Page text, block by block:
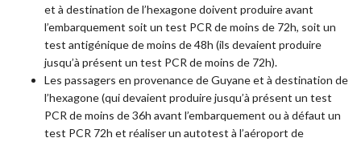
et à destination de l’hexagone doivent produire avant
l’embarquement soit un test PCR de moins de 72h, soit un
test antigénique de moins de 48h (ils devaient produire
jusqu’à présent un test PCR de moins de 72h).
Les passagers en provenance de Guyane et à destination de
l’hexagone (qui devaient produire jusqu’à présent un test
PCR de moins de 36h avant l’embarquement ou à défaut un
test PCR 72h et réaliser un autotest à l’aéroport de